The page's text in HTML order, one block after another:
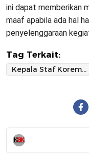
ini dapat memberikan
maaf apabila ada hal
penyelenggaraan
Tag Terkait:
Kepala Staf Korem 141/Toddopuli Buka Kegiatan Komunikasi Sosial dengan Aparat Pemerintah Daerah di Wilayah Korem 141/TP